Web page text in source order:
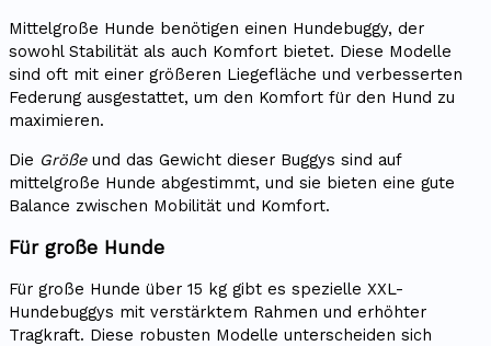
Mittelgroße Hunde benötigen einen Hundebuggy, der
sowohl Stabilität als auch Komfort bietet. Diese Modelle
sind oft mit einer größeren Liegefläche und verbesserten
Federung ausgestattet, um den Komfort für den Hund zu
maximieren.
Die Größeund das Gewicht dieser Buggys sind auf
mittelgroße Hunde abgestimmt, und sie bieten eine gute
Balance zwischen Mobilität und Komfort.
Für große Hunde
Für große Hunde über 15 kg gibt es spezielle XXL-
Hundebuggys mit verstärktem Rahmen und erhöhter
Tragkraft. Diese robusten Modelle unterscheiden sich